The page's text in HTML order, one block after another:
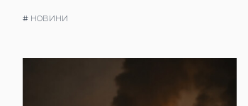
# НОВИНИ